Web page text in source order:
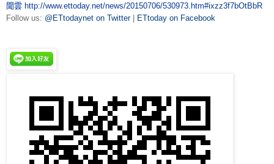
聞雲 http://www.ettoday.net/news/20150706/530973.htm#ixzz3f7bOtBbR
Follow us: @ETtodaynet on Twitter| ETtoday on Facebook